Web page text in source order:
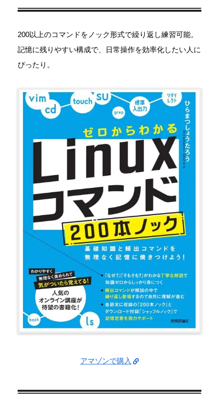
200以上のコマンドをノック形式で繰り返し練習可能。
記憶に残りやすい構成で、日常操作を効率化したい人に
ぴったり。
アマゾンで購入